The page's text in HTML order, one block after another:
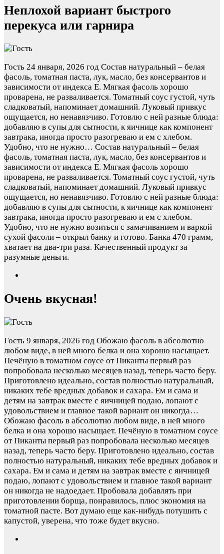
Неплохой вариант быстрого
перекуса или гарнира
Гость 24 января, 2026 год Состав натуральный – белая
фасоль, томатная паста, лук, масло, без консервантов и
зависимости от индекса Е. Мягкая фасоль хорошо
проварена, не разваливается. Томатный соус густой, чуть
сладковатый, напоминает домашний. Луковый привкус
ощущается, но ненавязчиво. Готовлю с ней разные блюда:
добавляю в супы для сытности, к яичнице как компонент
завтрака, иногда просто разогреваю и ем с хлебом.
Удобно, что не нужно… Состав натуральный – белая
фасоль, томатная паста, лук, масло, без консервантов и
зависимости от индекса Е. Мягкая фасоль хорошо
проварена, не разваливается. Томатный соус густой, чуть
сладковатый, напоминает домашний. Луковый привкус
ощущается, но ненавязчиво. Готовлю с ней разные блюда:
добавляю в супы для сытности, к яичнице как компонент
завтрака, иногда просто разогреваю и ем с хлебом.
Удобно, что не нужно возиться с замачиванием и варкой
сухой фасоли – открыл банку и готово. Банка 470 грамм,
хватает на два-три раза. Качественный продукт за
разумные деньги.
Очень вкусная!
Гость 9 января, 2026 год Обожаю фасоль в абсолютно
любом виде, в ней много белка и она хорошо насыщает.
Печёную в томатном соусе от Пиканты первый раз
попробовала несколько месяцев назад, теперь часто беру.
Приготовлено идеально, состав полностью натуральный,
никаких тебе вредных добавок и сахара. Ем и сама и
детям на завтрак вместе с яичницей подаю, лопают с
удовольствием и главное такой вариант он никогда…
Обожаю фасоль в абсолютно любом виде, в ней много
белка и она хорошо насыщает. Печёную в томатном соусе
от Пиканты первый раз попробовала несколько месяцев
назад, теперь часто беру. Приготовлено идеально, состав
полностью натуральный, никаких тебе вредных добавок и
сахара. Ем и сама и детям на завтрак вместе с яичницей
подаю, лопают с удовольствием и главное такой вариант
он никогда не надоедает. Пробовала добавлять при
приготовлении борща, понравилось, плюс экономия на
томатной пасте. Вот думаю еще как-нибудь потушить с
капустой, уверена, что тоже будет вкусно.